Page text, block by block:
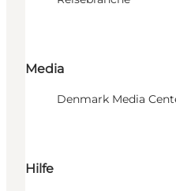
Media
Denmark Media
Hilfe